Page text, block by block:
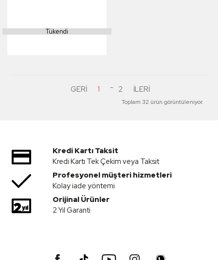
Tükendi
1 2
Toplam 32 ürün görüntüleniyor.
Kredi Kartı Taksit
Kredi Kartı Tek Çekim veya Taksit
Profesyonel müşteri hizmetleri
Kolay iade yöntemi
Orijinal Ürünler
2 Yıl Garanti